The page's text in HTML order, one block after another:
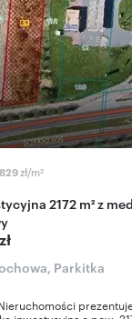
829zł/m2
Parkitka